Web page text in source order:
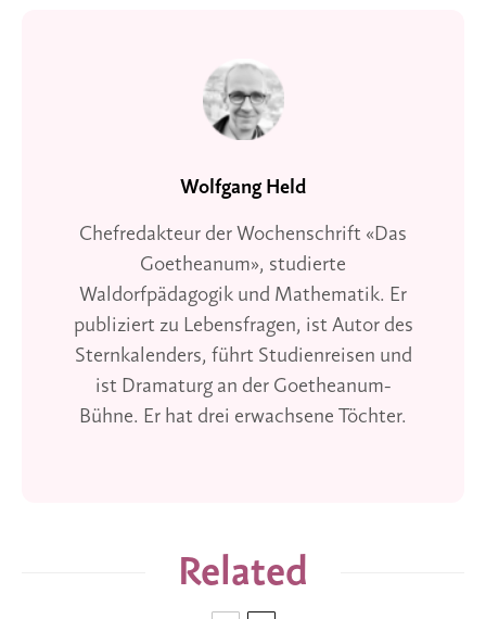
Wolfgang Held
Chefredakteur der Wochenschrift «Das
Goetheanum», studierte
Waldorfpädagogik und Mathematik. Er
publiziert zu Lebensfragen, ist Autor des
Sternkalenders, führt Studienreisen und
ist Dramaturg an der Goetheanum-
Bühne. Er hat drei erwachsene Töchter.
Related